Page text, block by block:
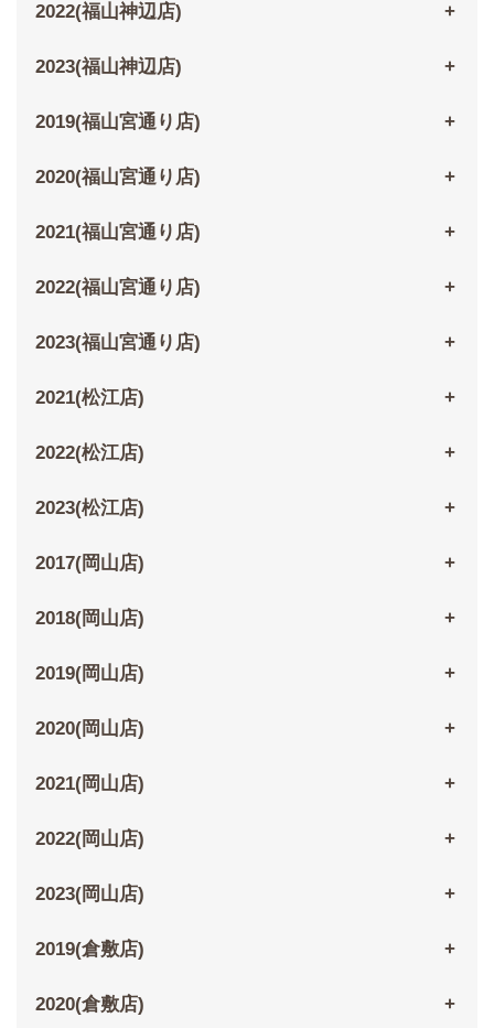
2022(福山神辺店)
2023(福山神辺店)
2019(福山宮通り店)
2020(福山宮通り店)
2021(福山宮通り店)
2022(福山宮通り店)
2023(福山宮通り店)
2021(松江店)
2022(松江店)
2023(松江店)
2017(岡山店)
2018(岡山店)
2019(岡山店)
2020(岡山店)
2021(岡山店)
2022(岡山店)
2023(岡山店)
2019(倉敷店)
2020(倉敷店)